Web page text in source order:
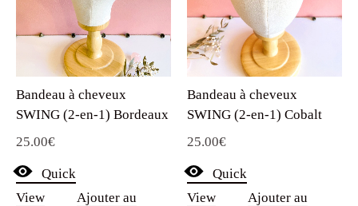
Bandeau à cheveux
SWING (2-en-1) Bordeaux
25.00€
Quick
View
Ajouter au
Bandeau à cheveux
SWING (2-en-1) Cobalt
25.00€
Quick
View
Ajouter au